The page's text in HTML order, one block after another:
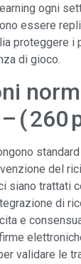
ogni
essere
proteggere i
di gioco.
( 260
del
siano trattati
di
e
validare le